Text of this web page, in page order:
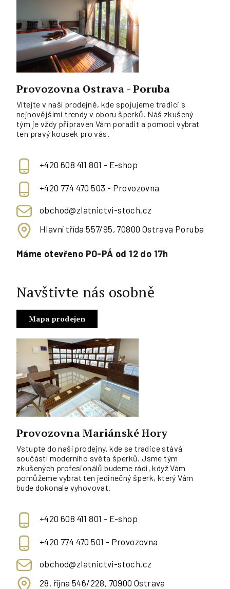
Provozovna Ostrava - Poruba
Vítejte v naší prodejně, kde spojujeme tradici s
nejnovějšími trendy v oboru šperků. Náš zkušený
tým je vždy připraven Vám poradit a pomoci vybrat
ten pravý kousek pro vás.
+420 608 411 801 - E-shop
+420 774 470 503 - Provozovna
obchod@zlatnictvi-stoch.cz
Hlavní třída 557/95, 70800 Ostrava Poruba
Máme otevřeno PO-PÁ od 12 do 17h
Navštivte nás osobně
Mapa prodejen
Provozovna Mariánské Hory
Vstupte do naší prodejny, kde se tradice stává
součástí moderního světa šperků. Jsme tým
zkušených profesionálů budeme rádi, když Vám
pomůžeme vybrat ten jedinečný šperk, který Vám
bude dokonale vyhovovat.
+420 608 411 801 - E-shop
+420 774 470 501 - Provozovna
obchod@zlatnictvi-stoch.cz
28. října 546/228, 70900 Ostrava